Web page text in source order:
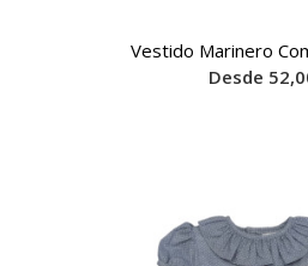
Vestido Marinero
Desde